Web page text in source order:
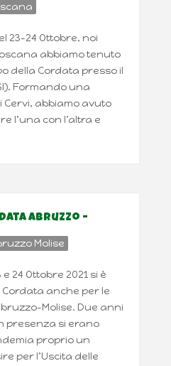
23-24 Ottobre, noi
abbiamo tenuto
della Cordata presso il
Formando una
abbiamo avuto
l’una con l’altra e
Abruzzo –
Molise
24 Ottobre 2021 si è
Cordata anche per le
Molise. Due anni
presenza si erano
proprio un
per l’Uscita delle